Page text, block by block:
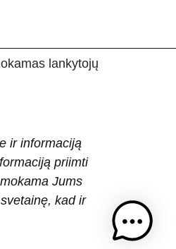
ir informaciją
priimti
Jums
kad ir